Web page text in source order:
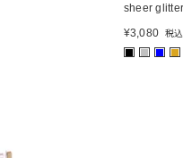
sheer
¥3,080 税込
■ ■ ■ ■